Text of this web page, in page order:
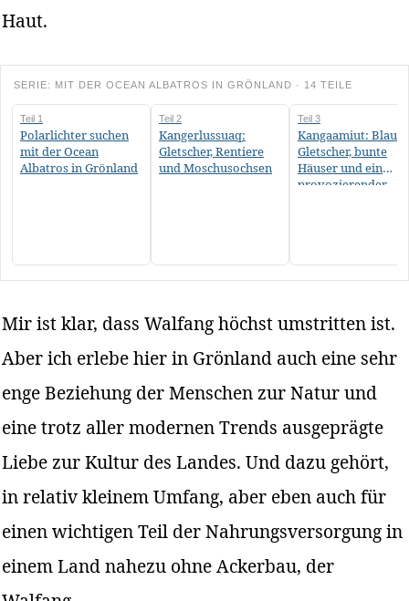
Haut.
SERIE: MIT DER OCEAN ALBATROS IN GRÖNLAND · 14 TEILE
Teil 1
Polarlichter suchen
mit der Ocean
Albatros in Grönland
Teil 2
Kangerlussuaq:
Gletscher, Rentiere
und Moschusochsen
Teil 3
Kangaamiut: Blauer
Gletscher, bunte
Häuser und ein
provozierender
Mir ist klar, dass Walfang höchst umstritten ist.
Aber ich erlebe hier in Grönland auch eine sehr
enge Beziehung der Menschen zur Natur und
eine trotz aller modernen Trends ausgeprägte
Liebe zur Kultur des Landes. Und dazu gehört,
in relativ kleinem Umfang, aber eben auch für
einen wichtigen Teil der Nahrungsversorgung in
einem Land nahezu ohne Ackerbau, der